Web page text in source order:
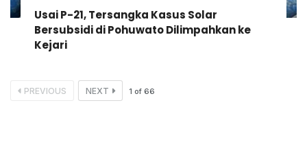
Usai P-21, Tersangka Kasus Solar
Bersubsidi di Pohuwato Dilimpahkan ke
Kejari
PREVIOUS NEXT 1 of 66